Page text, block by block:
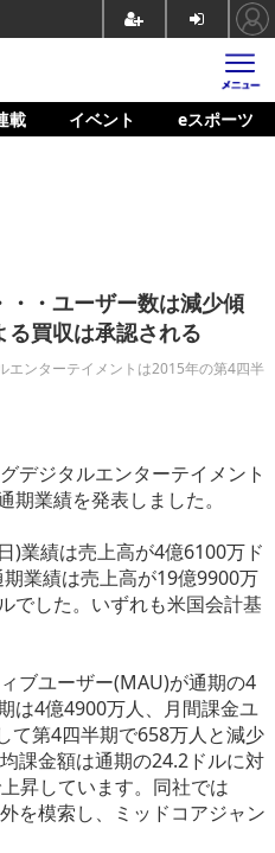
載 イベント eスポーツ
・ユーザー数は減少傾
る買収は承認される
エンターテイメントは2015年の第4四半
デジタルエンターテイメント
業績を発表しました。
)業績は売上高が4億6100万ド
業績は売上高が19億9900万
でした。いずれも米国会計基
ブユーザー(MAU)が通期の4
は4億4900万人、月間課金ユ
て第4四半期で658万人と減少
課金額は通期の24.2ドルに対
昇しています。同社では
を模索し、ミッドコアジャン